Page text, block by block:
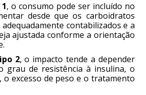
, o consumo pode ser incluído no
desde que os carboidratos
contabilizados e a
ajustada conforme a orientação
2, o impacto tende a depender
grau de resistência à insulina, o
o excesso de peso e o tratamento